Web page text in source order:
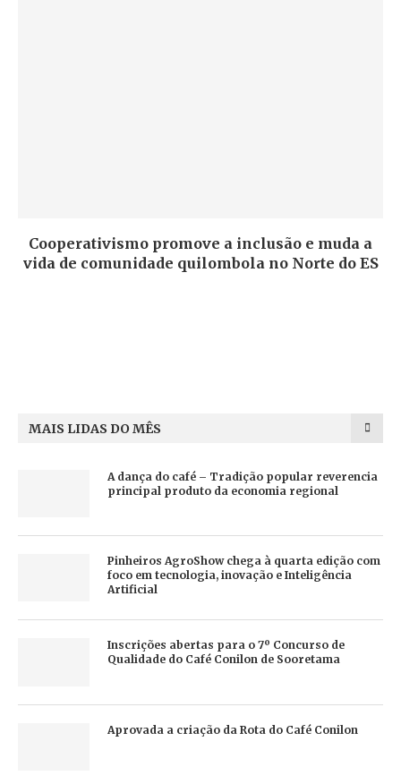
Cooperativismo promove a inclusão e muda a
vida de comunidade quilombola no Norte do ES
MAIS LIDAS DO MÊS
A dança do café – Tradição popular reverencia
principal produto da economia regional
Pinheiros AgroShow chega à quarta edição com
foco em tecnologia, inovação e Inteligência
Artificial
Inscrições abertas para o 7º Concurso de
Qualidade do Café Conilon de Sooretama
Aprovada a criação da Rota do Café Conilon